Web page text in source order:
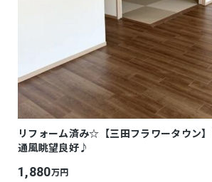
リフォーム済み☆【三田フラワータウン
通風眺望良好♪
1,880万円